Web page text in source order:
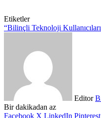
Etiketler
“Bilinçli Teknoloji
Editor
Bir dakikadan az
Facebook X LinkedIn Pinterest